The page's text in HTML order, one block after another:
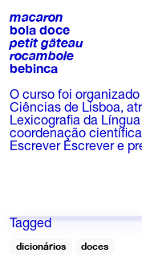
macaron
bola doce
petit gâteau
rocambole
bebinca
O curso foi
Ciências de Lisboa,
Lexicografia da
coordenação
Escrever Escrever e
Tagged
dicionários doces